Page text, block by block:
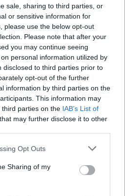
sale, sharing to third parties, or
or sensitive information for
please use the below opt-out
Please note that after your
you may continue seeing
personal information utilized by
disclosed to third parties prior to
opt-out of the further
information by third parties on the
This information may
parties on the IAB’s List of
that may further disclose it to other
Opt Outs
Sharing of my
sin jugar y ahora que lo he
monton de animales nuevos y
buena por vuestro trabajo.
chatarra para construir
gracias, un salido
sin jugar y ahora que lo he retomado
nuevos y muchas cosas
trabajo.